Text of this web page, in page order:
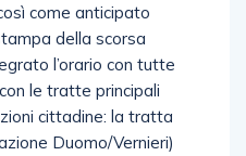
come anticipato
della scorsa
l’orario con tutte
le tratte principali
cittadine: la tratta
Duomo/Vernieri)